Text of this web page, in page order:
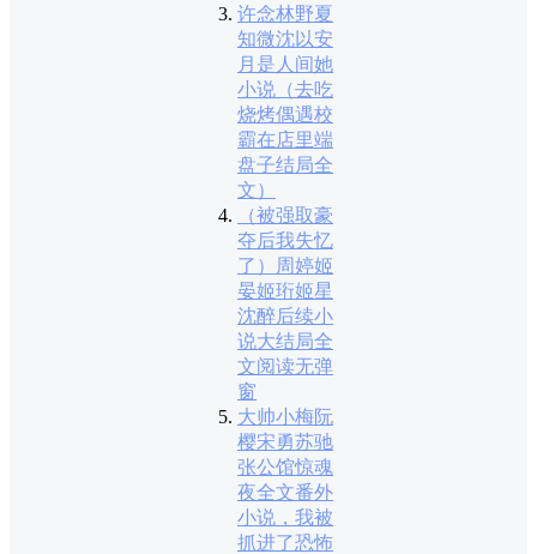
许念林野夏
知微沈以安
月是人间她
小说（去吃
烧烤偶遇校
霸在店里端
盘子结局全
文）
（被强取豪
夺后我失忆
了）周婷姬
晏姬珩姬星
沈醉后续小
说大结局全
文阅读无弹
窗
大帅小梅阮
樱宋勇苏驰
张公馆惊魂
夜全文番外
小说，我被
抓进了恐怖